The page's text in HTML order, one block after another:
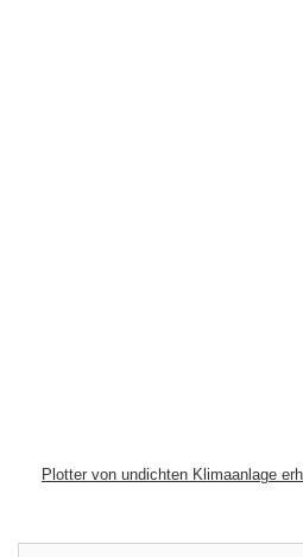
Plotter von undichten Klimaanlage